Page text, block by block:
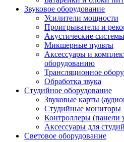
Звуковое оборудование
Усилители мощности
Проигрыватели и
Акустические системы
Микшерные пульты
Аксессуары и
оборудованию
Трансляционное
Обработка звука
Студийное оборудование
Звуковые карты
Студийные мониторы
Контроллеры (панели
Аксессуары для
Световое оборудование